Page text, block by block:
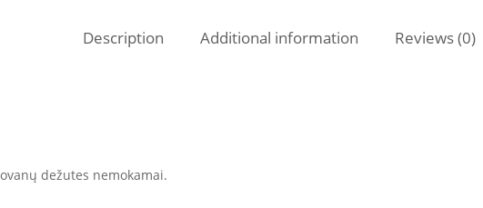
Description Additional information Reviews (0)
dežutes nemokamai.